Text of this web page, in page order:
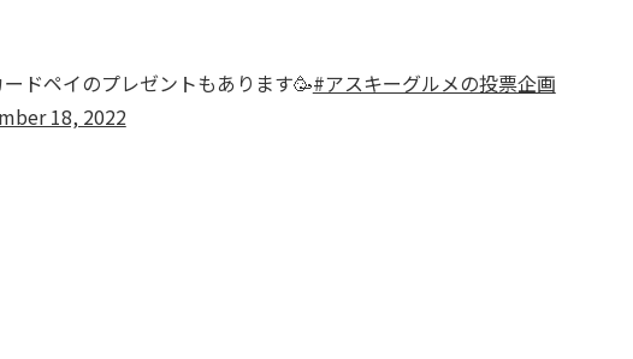
ドペイのプレゼントもあります🥳#アスキーグルメの投票企画
18, 2022